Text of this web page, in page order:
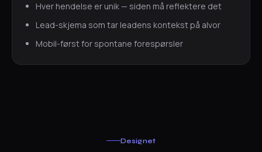
Hver hendelse er unik — siden må reflektere det
Lead-skjema som tar leadens kontekst på alvor
Mobil-først for spontane forespørsler
Designet